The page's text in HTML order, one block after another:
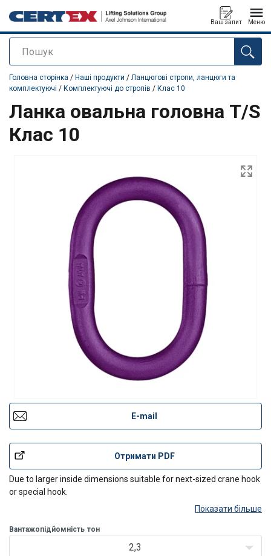
Пошук
Ваш запит Меню
added to your quote
Головна сторінка / Наші продукти / Ланцюгові стропи, ланцюги та
комплектуючі / Комплектуючі до стропів / Клас 10
Ланка овальна головна T/S
Клас 10
E-mail
Отримати PDF
Due to larger inside dimensions suitable for next-sized crane hook
or special hook.
Показати більше
Вантажопідйомність тон
2,3